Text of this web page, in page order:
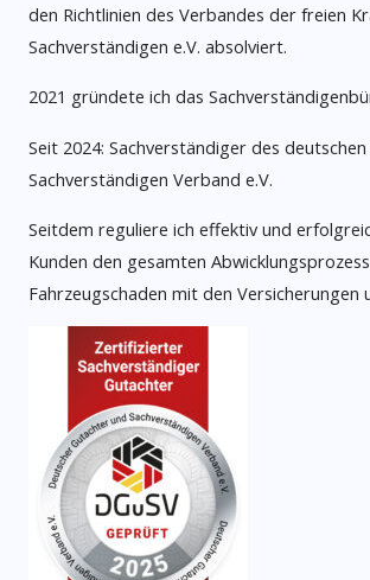
den Richtlinien des Verbandes der freien
Sachverständigen e.V. absolviert.
2021 gründete ich das
Seit 2024: Sachverständiger des
Sachverständigen Verband e.V.
Seitdem reguliere ich effektiv und
Kunden den gesamten
Fahrzeugschaden mit den Versicherungen